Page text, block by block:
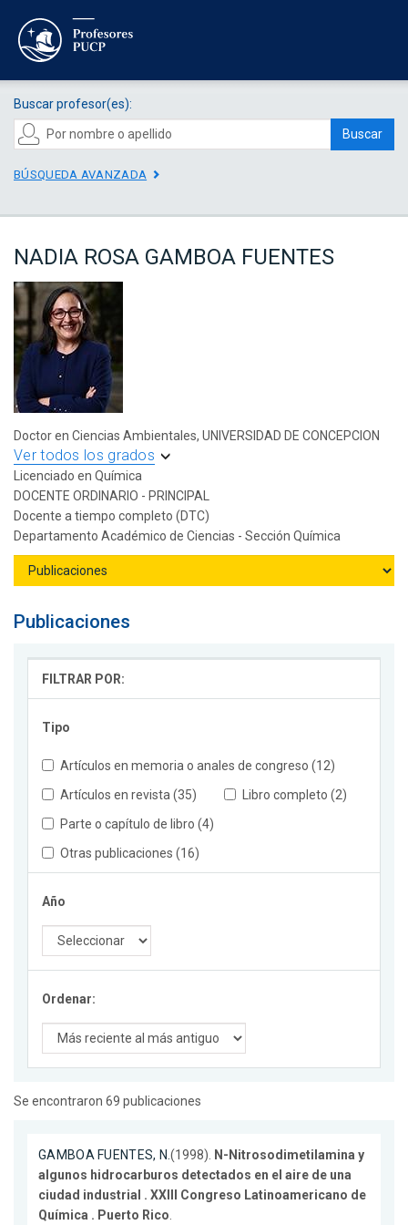
Buscar profesor(es):
Buscar
BÚSQUEDA AVANZADA
NADIA ROSA GAMBOA FUENTES
Doctor en Ciencias Ambientales, UNIVERSIDAD DE CONCEPCION
Ver todos los grados
Licenciado en Química
DOCENTE ORDINARIO - PRINCIPAL
Docente a tiempo completo (DTC)
Departamento Académico de Ciencias - Sección Química
Publicaciones
FILTRAR POR:
Tipo
Artículos en memoria o anales de congreso (12)
Artículos en revista (35)
Libro completo (2)
Parte o capítulo de libro (4)
Otras publicaciones (16)
Año
Ordenar:
Se encontraron 69 publicaciones
GAMBOA FUENTES, N.(1998). N-Nitrosodimetilamina y
algunos hidrocarburos detectados en el aire de una
ciudad industrial . XXIII Congreso Latinoamericano de
Química . Puerto Rico.